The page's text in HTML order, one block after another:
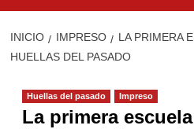
INICIO IMPRESO
LA PRIMERA
HUELLAS DEL PASADO
Huellas del pasado Impreso
La primera